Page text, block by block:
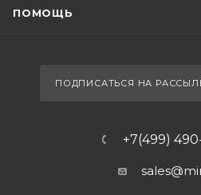
ПОМОЩЬ
ПОДПИСАТЬСЯ НА
+7(499)